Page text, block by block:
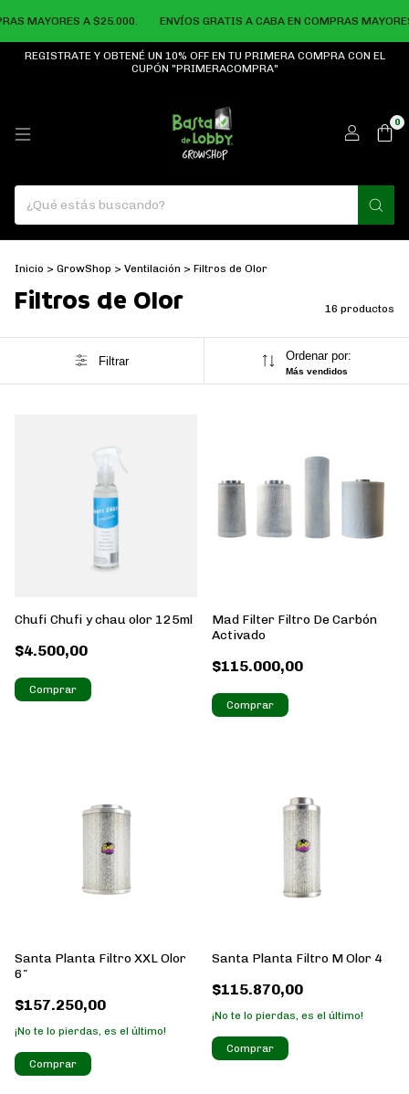
MAYORES A $25.000. ENVÍOS GRATIS A CABA EN COMPRAS
REGISTRATE Y OBTENÉ UN 10% OFF EN TU PRIMERA COMPRA CON EL
CUPÓN "PRIMERACOMPRA"
0
Inicio > GrowShop > Ventilación > Filtros de Olor
Filtros de Olor 16 productos
Filtrar Ordenar por:
Más vendidos
Chufi Chufi y chau olor 125ml
$4.500,00
Mad Filter Filtro De Carbón
Activado
$115.000,00
Comprar
Santa Planta Filtro XXL Olor
6″
$157.250,00
¡No te lo pierdas, es el último!
Santa Planta Filtro M Olor 4
$115.870,00
¡No te lo pierdas, es el último!